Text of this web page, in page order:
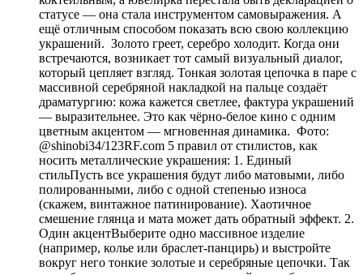
статусе — она стала инструментом самовыражения. А
ещё отличным способом показать всю свою коллекцию
украшений. Золото греет, серебро холодит. Когда они
встречаются, возникает тот самый визуальный диалог,
который цепляет взгляд. Тонкая золотая цепочка в паре с
массивной серебряной накладкой на пальце создаёт
драматургию: кожа кажется светлее, фактура украшений
— выразительнее. Это как чёрно-белое кино с одним
цветным акцентом — мгновенная динамика. Фото:
@shinobi34/123RF.com 5 правил от стилистов, как
носить металлические украшения: 1. Единый
стильПусть все украшения будут либо матовыми, либо
полированными, либо с одной степенью износа
(скажем, винтажное патинирование). Хаотичное
смешение глянца и мата может дать обратный эффект. 2.
Один акцентВыберите одно массивное изделие
(например, колье или браслет-панцирь) и выстройте
вокруг него тонкие золотые и серебряные цепочки. Так